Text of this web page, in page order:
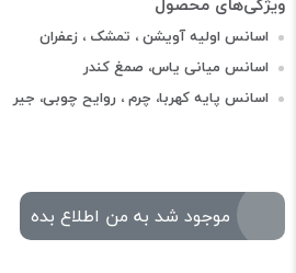
اسانس اولیه آویشن ، تمشک ، زعفران
اسانس میانی یاس، صمغ کندر
اسانس پایه کهربا، چرم ، روایح چوبی، جیر
موجود شد به من اطلاع بده